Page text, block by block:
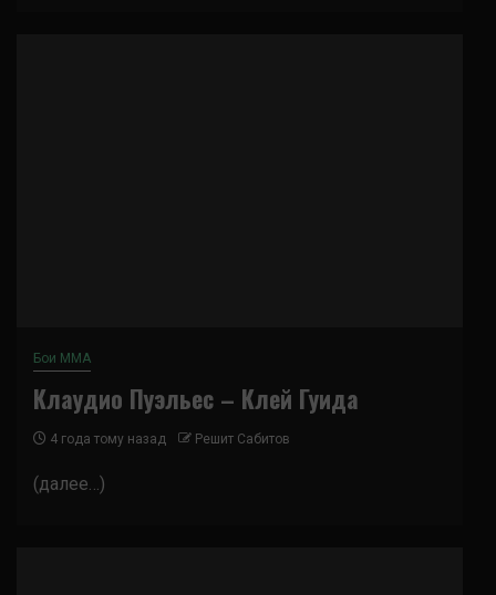
Бои ММА
Клаудио Пуэльес – Клей Гуида
4 года тому назад Решит Сабитов
(далее…)